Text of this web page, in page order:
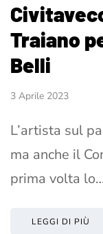
Traiano
Belli
3 Aprile 2023
L’artista sul
ma anche il
prima volta
LEGGI DI PIÙ